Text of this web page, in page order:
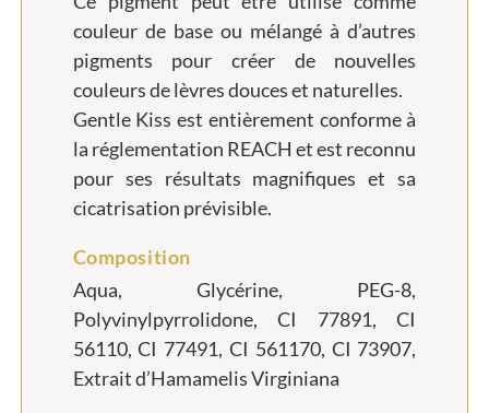
couleur de base ou mélangé à d’autres
pigments pour créer de nouvelles
couleurs de lèvres douces et naturelles.
Gentle Kiss est entièrement conforme à
la réglementation REACH et est reconnu
pour ses résultats magnifiques et sa
cicatrisation prévisible.
Composition
Aqua, Glycérine, PEG-8,
Polyvinylpyrrolidone, CI 77891, CI
56110, CI 77491, CI 561170, CI 73907,
Extrait d’Hamamelis Virginiana